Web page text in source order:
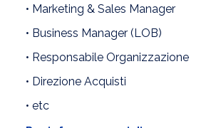
• Marketing & Sales Manager
• Business Manager (LOB)
• Responsabile Organizzazione
• Direzione Acquisti
• etc